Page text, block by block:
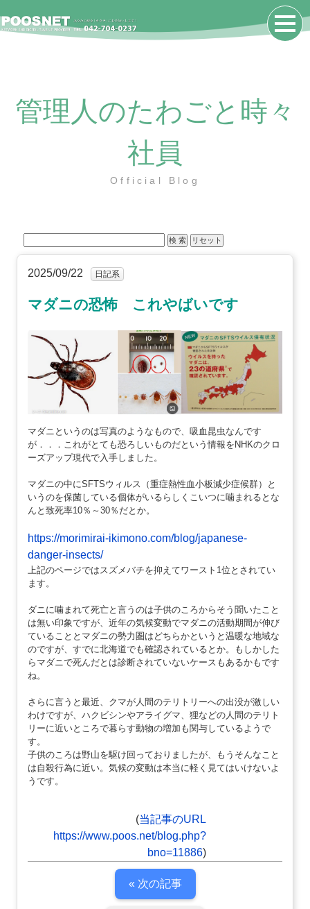
管理人のたわごと時々
社員
Official Blog
2025/09/22 日記系
マダニの恐怖 これやばいです
マダニというのは写真のようなもので、吸血昆虫なんです
が．．．これがとても恐ろしいものだという情報をNHKのクロ
ーズアップ現代で入手しました。
マダニの中にSFTSウィルス（重症熱性血小板減少症候群）と
いうのを保菌している個体がいるらしくこいつに噛まれるとな
んと致死率10％～30％だとか。
https://morimirai-ikimono.com/blog/japanese-
danger-insects/
上記のページではスズメバチを抑えてワースト1位とされてい
ます。
ダニに噛まれて死亡と言うのは子供のころからそう聞いたこと
は無い印象ですが、近年の気候変動でマダニの活動期間が伸び
ていることとマダニの勢力圏はどちらかというと温暖な地域な
のですが、すでに北海道でも確認されているとか。もしかした
らマダニで死んだとは診断されていないケースもあるかもです
ね。
さらに言うと最近、クマが人間のテリトリーへの出没が激しい
わけですが、ハクビシンやアライグマ、狸などの人間のテリト
リーに近いところで暮らす動物の増加も関与しているようで
す。
子供のころは野山を駆け回っておりましたが、もうそんなこと
は自殺行為に近い。気候の変動は本当に軽く見てはいけないよ
うです。
(当記事のURL
https://www.poos.net/blog.php?
bno=11886)
« 次の記事